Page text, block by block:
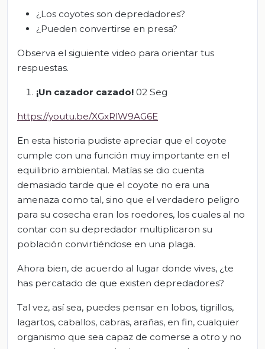
¿Los coyotes son depredadores?
¿Pueden convertirse en presa?
Observa el siguiente video para orientar tus
respuestas.
¡Un cazador cazado! 02 Seg
https://youtu.be/XGxRlW9AG6E
En esta historia pudiste apreciar que el coyote
cumple con una función muy importante en el
equilibrio ambiental. Matías se dio cuenta
demasiado tarde que el coyote no era una
amenaza como tal, sino que el verdadero peligro
para su cosecha eran los roedores, los cuales al no
contar con su depredador multiplicaron su
población convirtiéndose en una plaga.
Ahora bien, de acuerdo al lugar donde vives, ¿te
has percatado de que existen depredadores?
Tal vez, así sea, puedes pensar en lobos, tigrillos,
lagartos, caballos, cabras, arañas, en fin, cualquier
organismo que sea capaz de comerse a otro y no